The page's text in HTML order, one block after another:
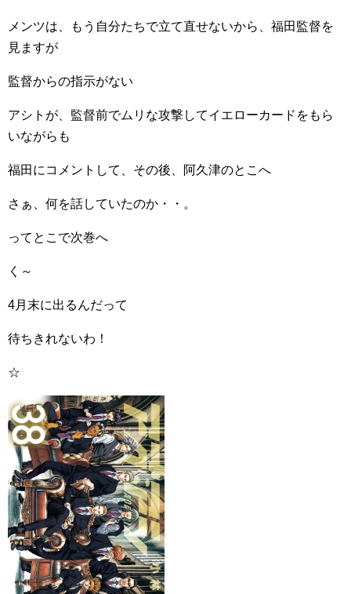
メンツは、もう自分たちで立て直せないから、福田監督を
見ますが
監督からの指示がない
アシトが、監督前でムリな攻撃してイエローカードをもら
いながらも
福田にコメントして、その後、阿久津のとこへ
さぁ、何を話していたのか・・。
ってとこで次巻へ
く～
4月末に出るんだって
待ちきれないわ！
☆